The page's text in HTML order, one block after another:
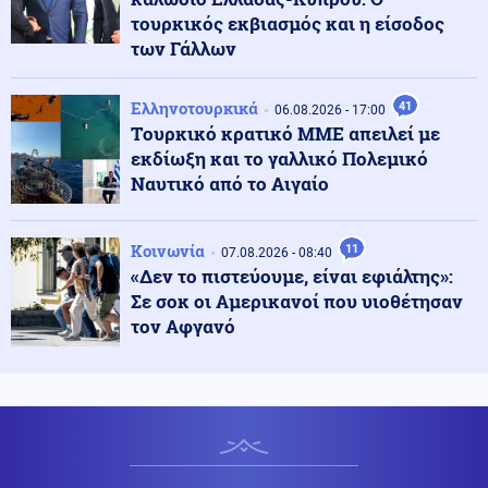
Κοινωνία 07.08.2026 - 15:56
Η διάσωση Ιταλίδας τουρίστριας στη Σαμοθράκη από
21χρονο ναυαγοσώστη: «Την έβγαλαν στη στεριά σε
ημιλιπόθυμη κατάσταση»
Κοινωνία 07.08.2026 - 15:29
11 μήνες με αναστολή στον 55χρονο που έκρυψε τη
σορό του πατέρα του σε καταψύκτη – Αφέθηκε
ελεύθερος
Κοινωνία 07.08.2026 - 15:24
Νέο αεροδρόμιο Καστελλίου: Συμφωνία 105,2 εκατ.
ευρώ για τον αεροναυτιλιακό εξοπλισμό
Σαουδική Αραβία, Τουρκία και Πακιστάν
τουρκικός εκβιασμός και η είσοδος
των Γάλλων
Ελληνοτουρκικά 06.08.2026 - 17:00 41
Tουρκικό κρατικό ΜΜΕ απειλεί με
εκδίωξη και το γαλλικό Πολεμικό
Ναυτικό από το Αιγαίο
Κοινωνία 07.08.2026 - 08:40 11
«Δεν το πιστεύουμε, είναι εφιάλτης»:
Σε σοκ οι Αμερικανοί που υιοθέτησαν
τον Αφγανό